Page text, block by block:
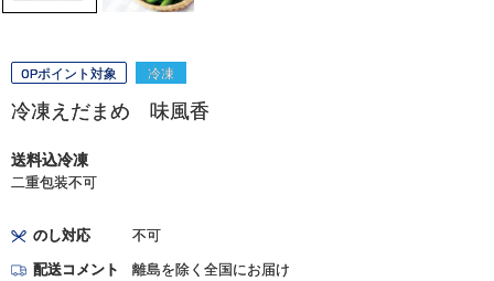
OPポイント対象 冷凍
冷凍えだまめ 味風香
送料込冷凍
二重包装不可
のし対応 不可
配送コメント 離島を除く全国にお届け